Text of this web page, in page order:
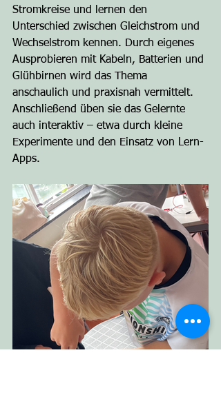
Stromkreise und lernen den
Unterschied zwischen Gleichstrom und
Wechselstrom kennen. Durch eigenes
Ausprobieren mit Kabeln, Batterien und
Glühbirnen wird das Thema
anschaulich und praxisnah vermittelt.
Anschließend üben sie das Gelernte
auch interaktiv – etwa durch kleine
Experimente und den Einsatz von Lern-
Apps.